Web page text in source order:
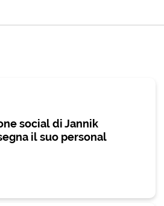
social di Jannik
il suo personal